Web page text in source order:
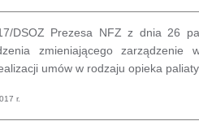
DSOZ Prezesa NFZ z dnia 26
zmieniającego zarządzenie
umów w rodzaju opieka
r.